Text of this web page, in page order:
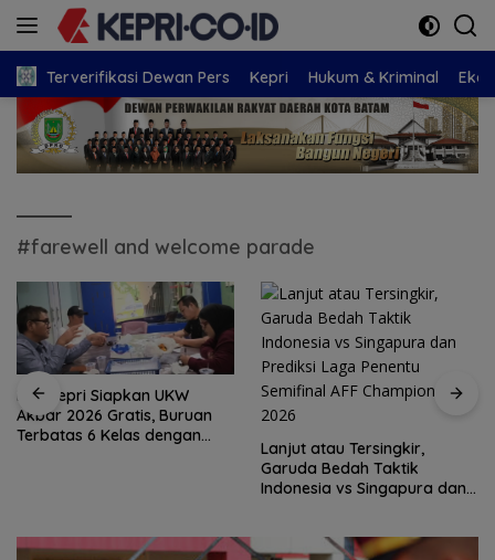
Langsung
Terverifikasi Dewan Pers Kepri Hukum & Kriminal
#farewell and welcome parade
PWI Kepri Siapkan UKW
Akbar 2026 Gratis, Buruan
Terbatas 6 Kelas dengan
Lanjut atau Tersingkir,
Garuda Bedah Taktik
Indonesia vs Singapura dan
2026